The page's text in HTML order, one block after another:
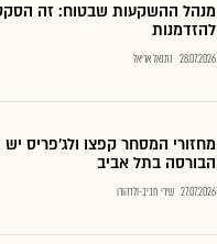
מנהל ההשקעות שבטוח: זה
להזדמנות
28.07.2026 נתנאל אריאל
מחזורי המסחר קפצו ולג'פריס
הבורסה בתל אביב
27.07.2026 שירי חביב-ולדהורן